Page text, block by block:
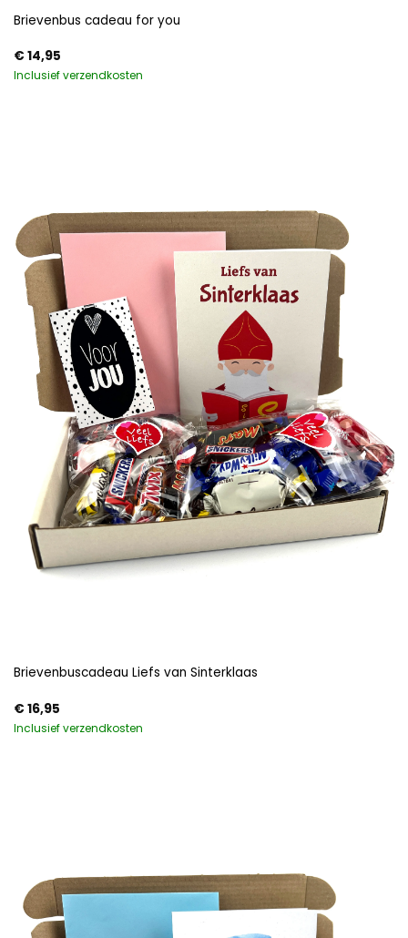
Brievenbus cadeau for you
€14,95
Inclusief verzendkosten
Brievenbuscadeau Liefs van Sinterklaas
€16,95
Inclusief verzendkosten